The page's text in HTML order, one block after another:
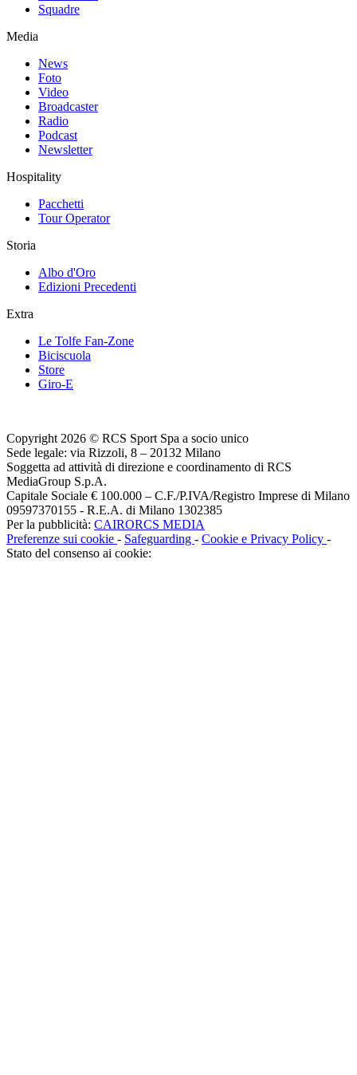
Squadre
Media
News
Foto
Video
Broadcaster
Radio
Podcast
Newsletter
Hospitality
Pacchetti
Tour Operator
Storia
Albo d'Oro
Edizioni Precedenti
Extra
Le Tolfe Fan-Zone
Biciscuola
Store
Giro-E
Copyright 2026 © RCS Sport Spa a socio unico
Sede legale: via Rizzoli, 8 – 20132 Milano
Soggetta ad attività di direzione e coordinamento di RCS
MediaGroup S.p.A.
Capitale Sociale € 100.000 – C.F./P.IVA/Registro Imprese di Milano
09597370155 - R.E.A. di Milano 1302385
Per la pubblicità: CAIRORCS MEDIA
Preferenze sui cookie - Safeguarding - Cookie e Privacy Policy -
Stato del consenso ai cookie: